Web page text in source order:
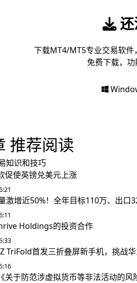
还
下载MT4/MT5专业交易软
免费下载，
推荐阅读
知识和技巧
促使英镑兑美元上涨
激增近50%！全年目标110万、出口
Holdings的投资合作
TriFold首发三折叠屏新手机，挑战
关于防范涉虚拟货币等非法活动的风